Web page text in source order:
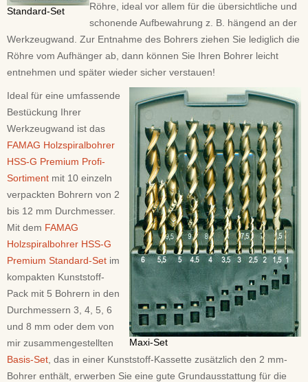
Standard-Set
Röhre, ideal vor allem für die übersichtliche und
schonende Aufbewahrung z. B. hängend an der
Werkzeugwand. Zur Entnahme des Bohrers ziehen Sie lediglich die
Röhre vom Aufhänger ab, dann können Sie Ihren Bohrer leicht
entnehmen und später wieder sicher verstauen!
Maxi-Set
Ideal für eine umfassende
Bestückung Ihrer
Werkzeugwand ist das
FAMAG Holzspiralbohrer
HSS-G Premium Profi-
Sortiment mit 10 einzeln
verpackten Bohrern von 2
bis 12 mm Durchmesser.
Mit dem FAMAG
Holzspiralbohrer HSS-G
Premium Standard-Set im
kompakten Kunststoff-
Pack mit 5 Bohrern in den
Durchmessern 3, 4, 5, 6
und 8 mm oder dem von
mir zusammengestellten
Basis-Set , das in einer Kunststoff-Kassette zusätzlich den 2 mm-
Bohrer enthält, erwerben Sie eine gute Grundausstattung für die